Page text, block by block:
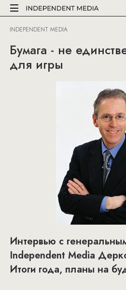
INDEPENDENT MEDIA
Бумага - не
для игры
Интервью с
Independent Media
Итоги года, планы на